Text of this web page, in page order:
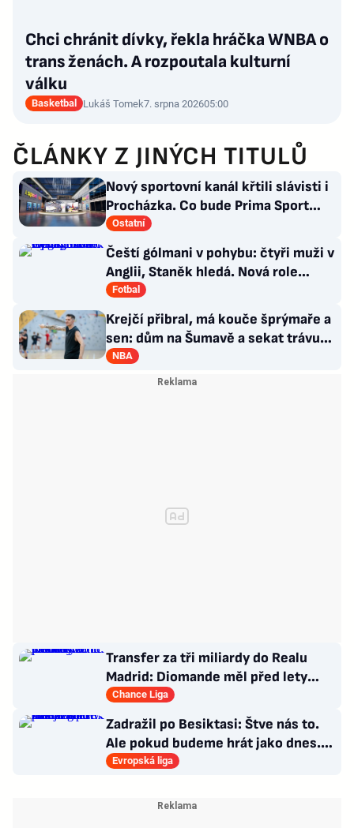
Chci chránit dívky, řekla hráčka WNBA o
trans ženách. A rozpoutala kulturní
válku
Basketbal Lukáš Tomek7. srpna 202605:00
ČLÁNKY Z JINÝCH TITULŮ
Nový sportovní kanál křtili slávisti i
Procházka. Co bude Prima Sport
vysílat?
Ostatní
Čeští gólmani v pohybu: čtyři muži v
Anglii, Staněk hledá. Nová role
Kinského
Fotbal
Krejčí přibral, má kouče šprýmaře a
sen: dům na Šumavě a sekat trávu
jako Forrest Gump
NBA
Transfer za tři miliardy do Realu
Madrid: Diomande měl před lety
působit v Česku!
Chance Liga
Zadražil po Besiktasi: Štve nás to.
Ale pokud budeme hrát jako dnes...
Co se stalo u gólu?
Evropská liga